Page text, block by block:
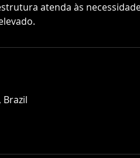
atenda às
Brazil